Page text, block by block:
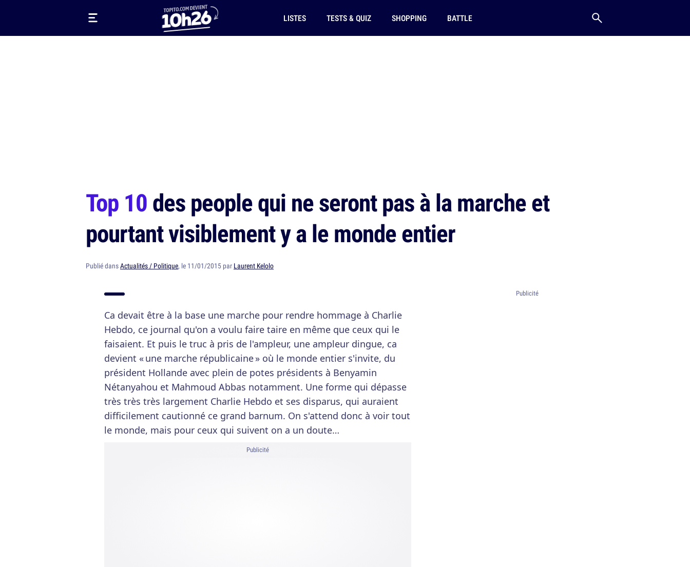
LISTES TESTS & QUIZ SHOPPING BATTLE
Top 10des people qui ne seront pas à la marche et
pourtant visiblement y a le monde entier
Publié dansActualités / Politique, le 11/01/2015 par Laurent Kelolo
Ca devait être à la base une marche pour rendre hommage à Charlie
Hebdo, ce journal qu'on a voulu faire taire en même que ceux qui le
faisaient. Et puis le truc à pris de l'ampleur, une ampleur dingue, ca
devient « une marche républicaine » où le monde entier s'invite, du
président Hollande avec plein de potes présidents à Benyamin
Nétanyahou et Mahmoud Abbas notamment. Une forme qui dépasse
très très très largement Charlie Hebdo et ses disparus, qui auraient
difficilement cautionné ce grand barnum. On s'attend donc à voir tout
le monde, mais pour ceux qui suivent on a un doute…
Publicité